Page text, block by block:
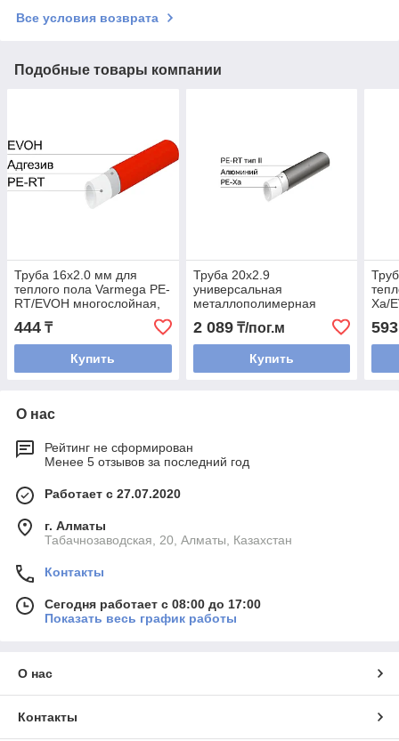
Все условия возврата
Подобные товары компании
Труба 16x2.0 мм для
теплого пола Varmega PE-
RT/EVOH многослойная,
цвет красный
444 ₸
Купить
Труба 20x2.9
универсальная
металлополимерная
Varmega Stabil PE-
Xa/Al/PE-RT type II
2 089₸/пог.м
Купить
Xa/
593
О нас
Рейтинг не сформирован
Менее 5 отзывов за последний год
Работает с 27.07.2020
г. Алматы
Табачнозаводская, 20, Алматы, Казахстан
Контакты
Сегодня работает с 08:00 до 17:00
Показать весь график работы
О нас
Контакты